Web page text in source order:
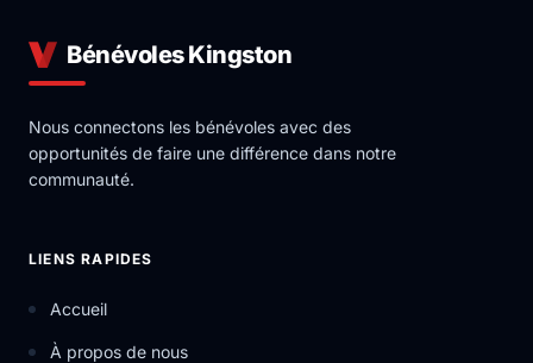
Bénévoles Kingston
Nous connectons les bénévoles avec des
opportunités de faire une différence dans notre
communauté.
LIENS RAPIDES
Accueil
À propos de nous